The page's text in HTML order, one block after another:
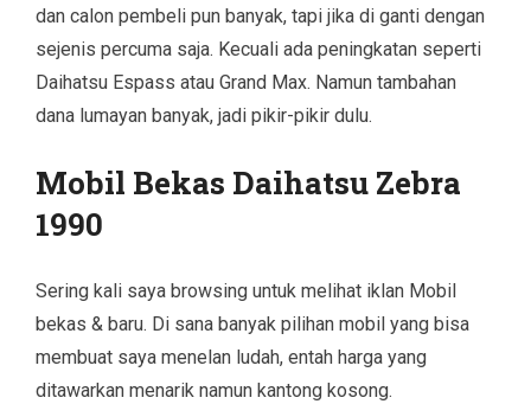
dan calon pembeli pun banyak, tapi jika di ganti dengan
sejenis percuma saja. Kecuali ada peningkatan seperti
Daihatsu Espass atau Grand Max. Namun tambahan
dana lumayan banyak, jadi pikir-pikir dulu.
Mobil Bekas Daihatsu Zebra
1990
Sering kali saya browsing untuk melihat iklan Mobil
bekas & baru. Di sana banyak pilihan mobil yang bisa
membuat saya menelan ludah, entah harga yang
ditawarkan menarik namun kantong kosong.